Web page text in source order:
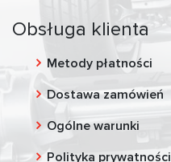
Obsługa klienta
Metody płatności
Dostawa zamówień
Ogólne warunki
Polityka prywatności